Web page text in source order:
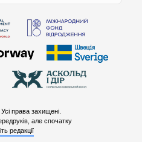
права захищені.
але спочатку
редакції